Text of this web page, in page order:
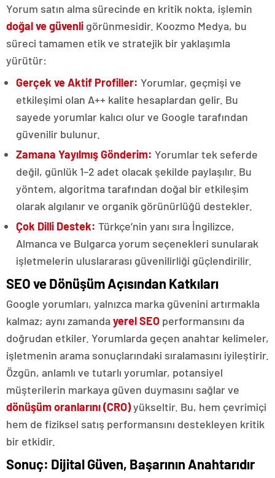
Yorum satın alma sürecinde en kritik nokta, işlemin
doğal ve güvenli görünmesidir. Koozmo Medya, bu
süreci tamamen etik ve stratejik bir yaklaşımla
yürütür:
Gerçek ve Aktif Profiller: Yorumlar, geçmişi ve
etkileşimi olan A++ kalite hesaplardan gelir. Bu
sayede yorumlar kalıcı olur ve Google tarafından
güvenilir bulunur.
Zamana Yayılmış Gönderim: Yorumlar tek seferde
değil, günlük 1–2 adet olacak şekilde paylaşılır. Bu
yöntem, algoritma tarafından doğal bir etkileşim
olarak algılanır ve organik görünürlüğü destekler.
Çok Dilli Destek: Türkçe’nin yanı sıra İngilizce,
Almanca ve Bulgarca yorum seçenekleri sunularak
işletmelerin uluslararası güvenilirliği güçlendirilir.
SEO ve Dönüşüm Açısından Katkıları
Google yorumları, yalnızca marka güvenini artırmakla
kalmaz; aynı zamandayerel SEO performansını da
doğrudan etkiler. Yorumlarda geçen anahtar kelimeler,
işletmenin arama sonuçlarındaki sıralamasını iyileştirir.
Özgün, anlamlı ve tutarlı yorumlar, potansiyel
müşterilerin markaya güven duymasını sağlar ve
dönüşüm oranlarını (CRO)yükseltir. Bu, hem çevrimiçi
hem de fiziksel satış performansını destekleyen kritik
bir etkidir.
Sonuç: Dijital Güven, Başarının Anahtarıdır